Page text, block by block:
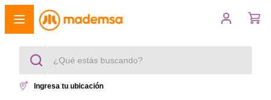
¿Qué estás buscando?
Ingresa tu ubicación